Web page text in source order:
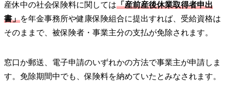
産休中の社会保険料に関しては「産前産後休業取得者申出
書」を年金事務所や健康保険組合に提出すれば、受給資格は
そのままで、被保険者・事業主分の支払が免除されます。
窓口か郵送、電子申請のいずれかの方法で事業主が申請しま
す。免除期間中でも、保険料を納めていたとみなされます。